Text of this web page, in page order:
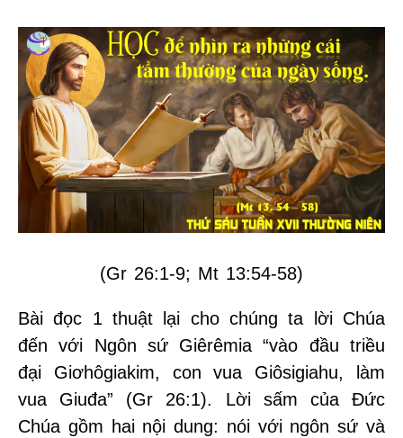
(Gr 26:1-9; Mt 13:54-58)
Bài đọc 1 thuật lại cho chúng ta lời Chúa
đến với Ngôn sứ Giêrêmia “vào đầu triều
đại Giơhôgiakim, con vua Giôsigiahu, làm
vua Giuđa” (Gr 26:1). Lời sấm của Đức
Chúa gồm hai nội dung: nói với ngôn sứ và